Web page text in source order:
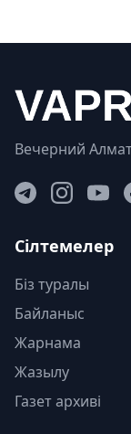
Вечерний
Сілтемелер
Біз туралы
Байланыс
Жарнама
Жазылу
Газет архиві